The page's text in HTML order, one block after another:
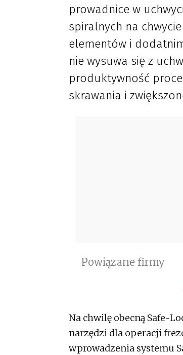
prowadnice w
spiralnych na
elementów i
nie wysuwa się z
produktywność
skrawania i
Powiązane firmy
Na chwilę obecną Safe-
narzędzi dla operacji
wprowadzenia systemu